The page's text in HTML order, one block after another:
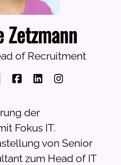
Zetzmann
of Recruitment
der
Fokus IT.
von Senior
zum Head of IT